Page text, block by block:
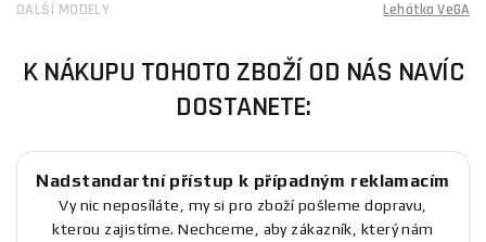
DALŠÍ MODELY Lehátka VeGA
K NÁKUPU TOHOTO ZBOŽÍ OD NÁS NAVÍC
DOSTANETE:
Nadstandartní přístup k případným reklamacím
Vy nic neposíláte, my si pro zboží pošleme dopravu,
kterou zajistíme. Nechceme, aby zákazník, který nám